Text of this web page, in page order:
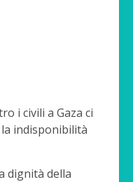
i civili a Gaza ci
indisponibilità
dignità della